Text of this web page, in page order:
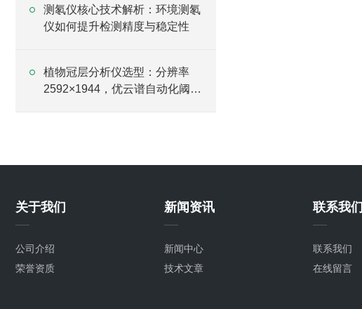
测氡仪核心技术解析：环境测氡
仪如何提升检测精度与稳定性
植物冠层分析仪选型：分辨率
2592×1944，优云谱自动化阈值
关于我们
公司介绍
荣誉资质
新闻资讯
新闻中心
技术文章
联系我们
联系我们
在线留言